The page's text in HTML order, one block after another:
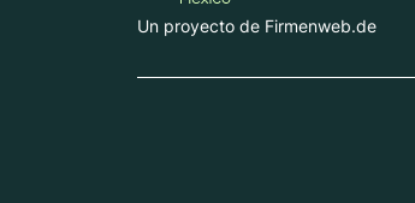
Un proyecto de Firmenweb.de